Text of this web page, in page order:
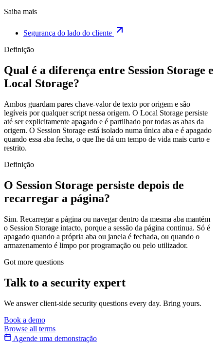
Saiba mais
Segurança do lado do cliente
Definição
Qual é a diferença entre Session Storage e
Local Storage?
Ambos guardam pares chave-valor de texto por origem e são
legíveis por qualquer script nessa origem. O Local Storage persiste
até ser explicitamente apagado e é partilhado por todas as abas da
origem. O Session Storage está isolado numa única aba e é apagado
quando essa aba fecha, o que lhe dá um tempo de vida mais curto e
restrito.
Definição
O Session Storage persiste depois de
recarregar a página?
Sim. Recarregar a página ou navegar dentro da mesma aba mantém
o Session Storage intacto, porque a sessão da página continua. Só é
apagado quando a própria aba ou janela é fechada, ou quando o
armazenamento é limpo por programação ou pelo utilizador.
Got more questions
Talk to a security expert
We answer client-side security questions every day. Bring yours.
Book a demo
Browse all terms
Agende uma demonstração